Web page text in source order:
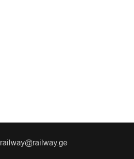
railway@railway.ge